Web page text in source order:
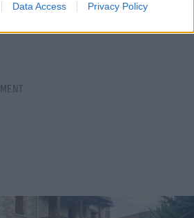
Data Access Privacy Policy